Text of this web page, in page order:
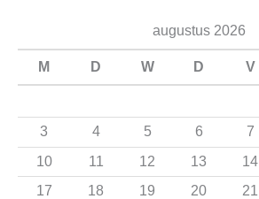
a
r
:
augustus 2026
M D W D V
3
4 5 6 7
10
11 12 13 14
17
18 19 20 21